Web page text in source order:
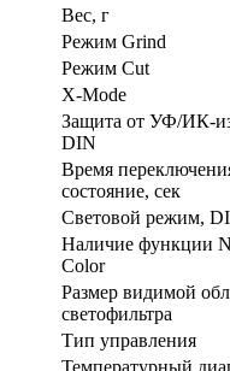
Вес, г
Режим Grind
Режим Cut
X-Mode
Защита от УФ/ИК-
DIN
Время
состояние, сек
Световой режим,
Наличие функции
Color
Размер видимой
светофильтра
Тип управления
Температурный